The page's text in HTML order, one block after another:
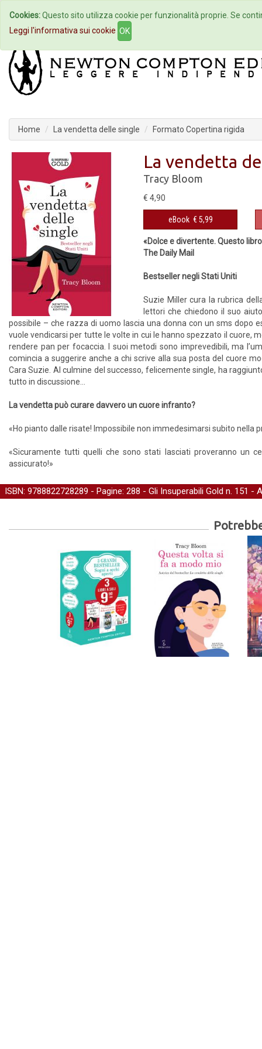
Home Autori Eventi
Home La vendetta delle single Formato Copertina rigida
La vendetta
Tracy Bloom
€ 4,90
eBook € 5,99
«Dolce e divertente. Questo
The Daily Mail
Bestseller negli Stati Uniti
Suzie Miller cura la rubrica
lettori che chiedono il suo
possibile – che razza di uomo lascia una donna con un sms dopo
vuole vendicarsi per tutte le volte in cui le hanno spezzato il cuore,
rendere pan per focaccia. I suoi metodi sono imprevedibili, ma
comincia a suggerire anche a chi scrive alla sua posta del cuore
Cara Suzie. Al culmine del successo, felicemente single, ha
tutto in discussione...
La vendetta può curare davvero un cuore infranto?
«Ho pianto dalle risate! Impossibile non immedesimarsi subito nella
«Sicuramente tutti quelli che sono stati lasciati proveranno un
assicurato!»
ISBN: 9788822728289 - Pagine: 288 - Gli Insuperabili Gold n. 151 -
Cookies:Questo sito utilizza cookie per funzionalità proprie. Se
Leggi l'informativa sui cookie OK